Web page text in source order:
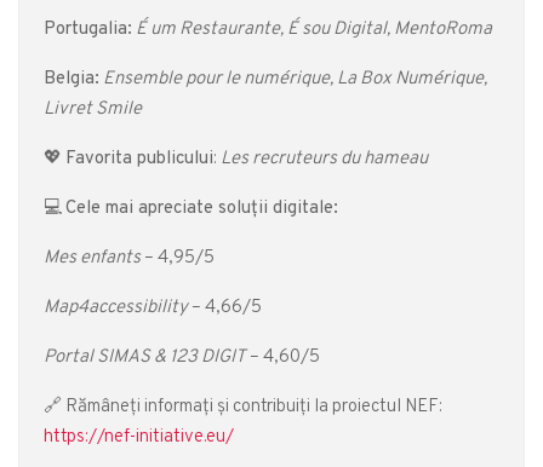
Portugalia: É um Restaurante, É sou Digital, MentoRoma
Belgia: Ensemble pour le numérique, La Box Numérique,
Livret Smile
💖 Favorita publicului: Les recruteurs du hameau
💻Cele mai apreciate soluții digitale:
Mes enfants– 4,95/5
Map4accessibility– 4,66/5
Portal SIMAS & 123 DIGIT– 4,60/5
🔗 Rămâneți informați și contribuiți la proiectul NEF:
https://nef-initiative.eu/